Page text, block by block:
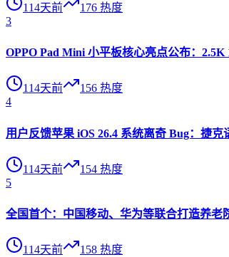
114天前 176 热度
3
OPPO Pad Mini 小平板核心亮点公布：
114天前 156 热度
4
用户反馈苹果 iOS 26.4 系统离奇 Bug：捷
114天前 154 热度
5
全国首个：中国移动、华为等联合打造养老
114天前 158 热度